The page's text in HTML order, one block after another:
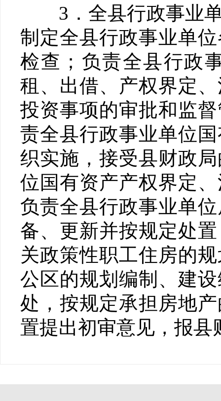
3．全县行政事业单
制定全县行政事业单
检查；负责全县行政
租、出借、产权界定
投资事项的审批和监
责全县行政事业单位
织实施，接受县财政
位国有资产产权界定
负责全县行政事业单
备、更新并按规定处
关政策性职工住房的
公区的规划编制、建
处，按规定承担房地
置提出初审意见，报县